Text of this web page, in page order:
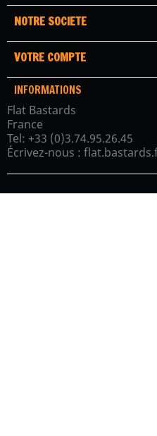
NOTRE SOCIETE
VOTRE COMPTE
INFORMATIONS
Flat Bastards
France
Tel: +33 (0)3.74.95.26.45
Écrivez-nous :